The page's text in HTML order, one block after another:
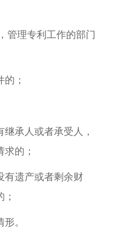
管理专利工作的部门
；
继承人或者承受人，
的；
有遗产或者剩余财
。